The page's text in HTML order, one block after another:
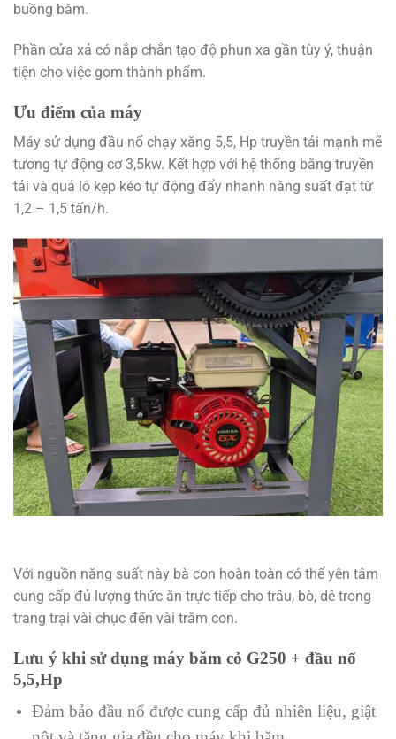
buồng băm.
Phần cửa xả có nắp chắn tạo độ phun xa gần tùy ý, thuận
tiện cho việc gom thành phẩm.
Ưu điểm của máy
Máy sử dụng đầu nổ chạy xăng 5,5, Hp truyền tải mạnh mẽ
tương tự động cơ 3,5kw. Kết hợp với hệ thống băng truyền
tải và quả lô kẹp kéo tự động đẩy nhanh năng suất đạt từ
1,2 – 1,5 tấn/h.
Với nguồn năng suất này bà con hoàn toàn có thể yên tâm
cung cấp đủ lượng thức ăn trực tiếp cho trâu, bò, dê trong
trang trại vài chục đến vài trăm con.
Lưu ý khi sử dụng máy băm cỏ G250 + đầu nổ
5,5,Hp
Đảm bảo đầu nổ được cung cấp đủ nhiên liệu, giật